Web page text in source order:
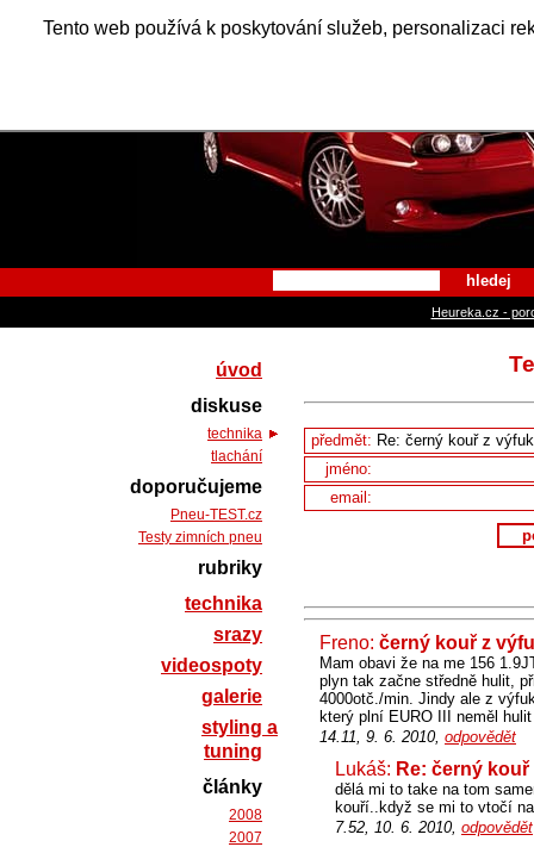
Tento web používá k poskytování služeb, personalizaci
Alfa
hledej
Heureka.cz -
předmět:
jméno:
email:
Freno: černý kouř z
Mam obavi že na me 156
plyn tak začne středně hulit,
4000otč./min. Jindy ale z
který plní EURO III neměl
14.11, 9. 6. 2010, odpovědět
Lukáš: Re: černý
dělá mi to take na tom
kouří..když se mi to vtočí
7.52, 10. 6. 2010, odpovědět
úvod
diskuse
technika
tlachání
doporučujeme
Pneu-TEST.cz
Testy zimních pneu
rubriky
technika
srazy
videospoty
galerie
styling a
tuning
články
2008
2007